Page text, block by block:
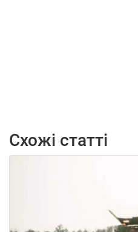
Схожі статті